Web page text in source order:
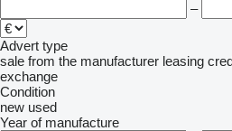
–
Advert type
sale from the manufacturer leasing
exchange
Condition
new used
Year of manufacture